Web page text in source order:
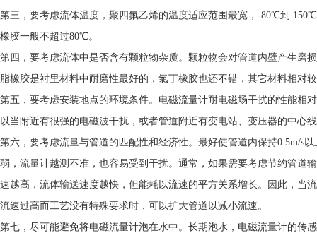
第三，要考虑流体温度，聚四氟乙烯的温度适应范围最宽，-80℃到
橡胶一般不超过80℃。
第四，要考虑流体中是否含有颗粒物杂质。颗粒物会对管道内壁产生磨
脂橡胶是衬里材料中耐磨性最好的，氯丁橡胶也还不错，其它材料相对
第五，要考虑安装地点的环境条件。电磁流量计耐电磁场干扰的性能相
以当附近有很强的电磁波干扰，或者管道附近有变电站、变压器的中心
第六，要考虑流量与管道的匹配性和经济性。最好使管道内保持0.5m/s
弱，流量计越测不准，也容易受到干扰。通常，如果需要考虑节约管道
速越高，流体输送速度越快，但能耗以流速的平方关系增长。因此，当
流速过高而工艺没有特殊要求时，可以扩大管道以减小流速。
第七，尽可能避免将电磁流量计泡在水中。长期泡水，电磁流量计的传